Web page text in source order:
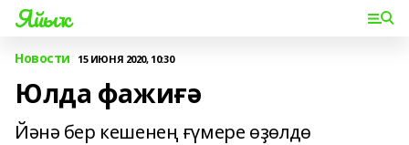
Яйыҡ
Новости 15 ИЮНЯ 2020, 10:30
Юлда фажиғә
Йәнә бер кешенең ғүмере өҙөлдө